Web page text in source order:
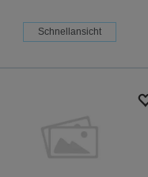
Schnellansicht